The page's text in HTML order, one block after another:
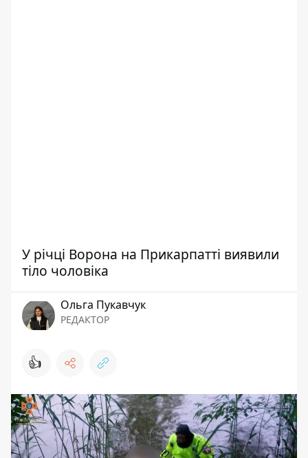
У річці Ворона на Прикарпатті виявили
тіло чоловіка
Ольга Пукавчук
РЕДАКТОР
👍